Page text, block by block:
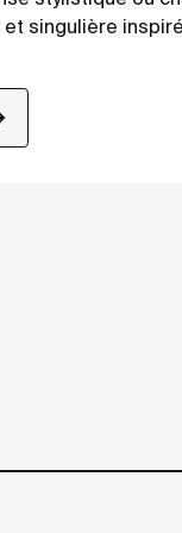
singulière